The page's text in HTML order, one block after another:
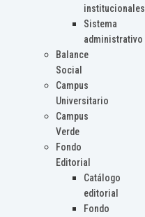
institucionales
Sistema
administrativo
Balance
Social
Campus
Universitario
Campus
Verde
Fondo
Editorial
Catálogo
editorial
Fondo